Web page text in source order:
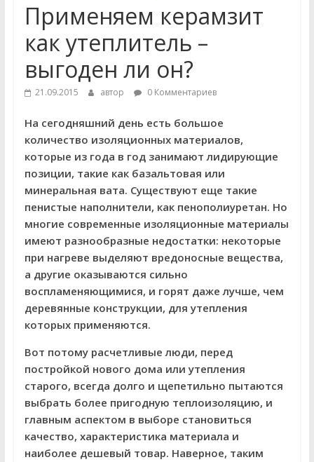
Применяем керамзит
как утеплитель –
выгоден ли он?
21.09.2015 автор 0 Комментариев
На сегодняшний день есть большое
количество изоляционных материалов,
которые из года в год занимают лидирующие
позиции, такие как базальтовая или
минеральная вата. Существуют еще такие
пенистые наполнители, как пенополиуретан. Но
многие современные изоляционные материалы
имеют разнообразные недостатки: некоторые
при нагреве выделяют вредоносные вещества,
а другие оказываются сильно
воспламеняющимися, и горят даже лучше, чем
деревянные конструкции, для утепления
которых применяются.
Вот потому расчетливые люди, перед
постройкой нового дома или утепления
старого, всегда долго и щепетильно пытаются
выбрать более пригодную теплоизоляцию, и
главным аспектом в выборе становиться
качество, характеристика материала и
наиболее дешевый товар. Наверное, таким